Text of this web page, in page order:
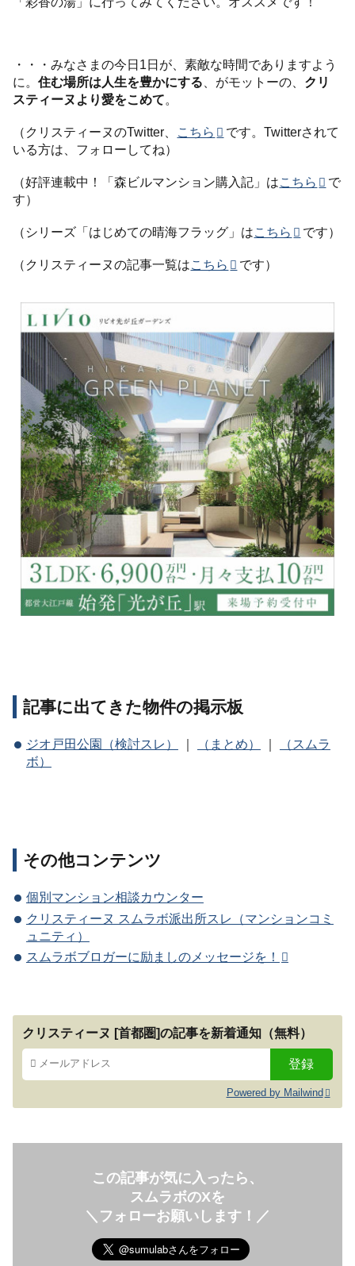
・・・みなさまの今日1日が、素敵な時間でありますよう
に。住む場所は人生を豊かにする 、がモットーの、 クリ
スティーヌより愛をこめて。
（クリスティーヌのTwitter、 こちら
です。Twitterされて
いる方は、フォローしてね）
（好評連載中！「森ビルマンション購入記」はこちら
で
す）
（シリーズ「はじめての晴海フラッグ」はこちら です）
（クリスティーヌの記事一覧はこちら です）
記事に出てきた物件の掲示板
ジオ戸田公園（検討スレ） ｜ （まとめ） ｜
（スムラ
ボ）
その他コンテンツ
個別マンション相談カウンター
クリスティーヌ スムラボ派出所スレ（マンションコミ
ュニティ）
スムラボブロガーに励ましのメッセージを！
クリスティーヌ [首都圏]の記事を新着通知（無料）
Powered by Mailwind
この記事が気に入ったら、
スムラボのXを
＼フォローお願いします！／